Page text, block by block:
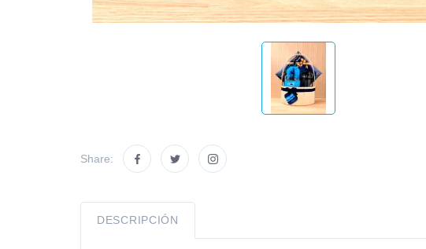
Share:
DESCRIPCIÓN